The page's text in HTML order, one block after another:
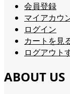
会員登録
マイアカウ
ログイン
カートを見
ログアウト
ABOUT US